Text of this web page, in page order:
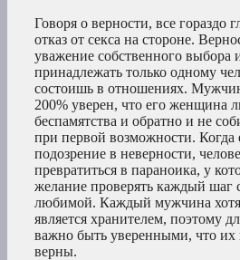
Говоря о верности, все гораздо
отказ от секса на стороне.
уважение собственного выбора
принадлежать только одному
состоишь в отношениях.
200% уверен, что его женщина
беспамятства и обратно и не
при первой возможности. Когда
подозрение в неверности,
превратиться в параноика, у
желание проверять каждый шаг
любимой. Каждый мужчина
является хранителем, поэтому
важно быть уверенными, что их
верны.